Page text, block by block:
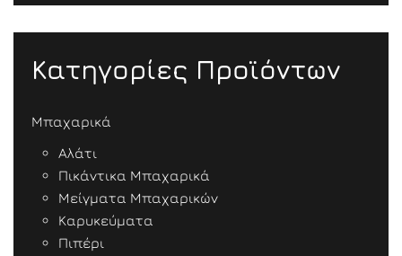
Κατηγορίες Προϊόντων
Μπαχαρικά
Αλάτι
Πικάντικα Μπαχαρικά
Μείγματα Μπαχαρικών
Καρυκεύματα
Πιπέρι